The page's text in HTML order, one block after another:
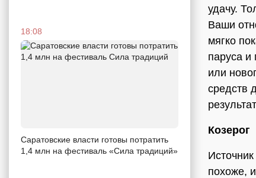
18:08
Саратовские власти готовы потратить
1,4 млн на фестиваль «Сила традиций»
удачу.
Ваши
мягко
паруса
или
средств
Козерог
похоже,